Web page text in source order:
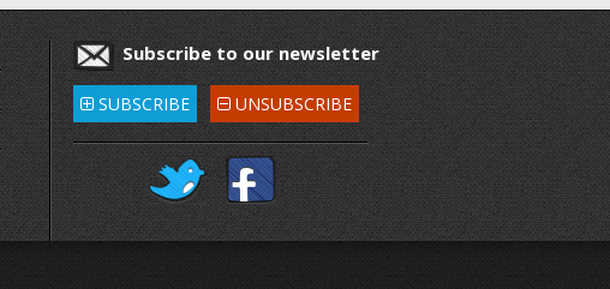
Subscribe to our newsletter
SUBSCRIBE UNSUBSCRIBE